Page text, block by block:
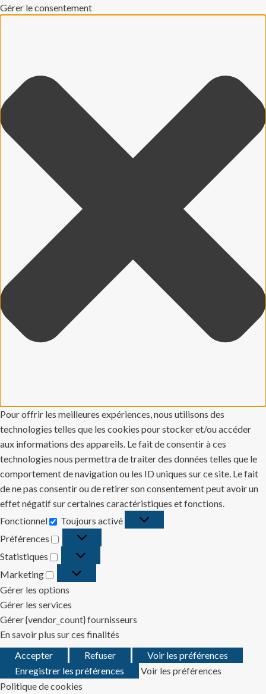
Gérer le consentement
Pour offrir les meilleures expériences, nous utilisons des
technologies telles que les cookies pour stocker et/ou accéder
aux informations des appareils. Le fait de consentir à ces
technologies nous permettra de traiter des données telles que le
comportement de navigation ou les ID uniques sur ce site. Le fait
de ne pas consentir ou de retirer son consentement peut avoir un
effet négatif sur certaines caractéristiques et fonctions.
Fonctionnel
Fonctionnel
Toujours activé
Préférences
Préférences
Statistiques
Statistiques
Marketing
Marketing
Gérer les options
Gérer les services
Gérer {vendor_count} fournisseurs
En savoir plus sur ces finalités
Accepter
Refuser
Voir les préférences
Enregistrer les préférences
Voir les préférences
Politique de cookies